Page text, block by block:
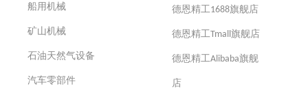
船用机械
矿山机械
石油天然气设备
汽车零部件
德恩精工1688旗舰店
德恩精工Tmall旗舰店
德恩精工Alibaba旗舰
店